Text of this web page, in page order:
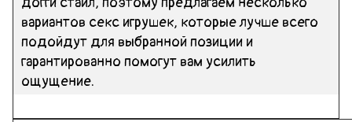
вариантов секс игрушек, которые лучше всего
подойдут для выбранной позиции и
гарантированно помогут вам усилить
ощущение.